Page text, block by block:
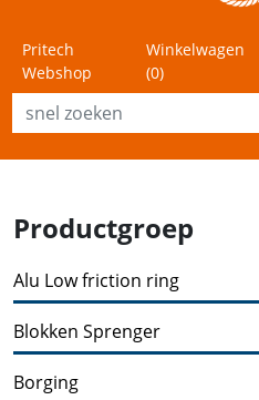
Pritech
Webshop
Winkelwagen
(0)
Productgroep
Alu Low friction ring
Blokken Sprenger
Borging